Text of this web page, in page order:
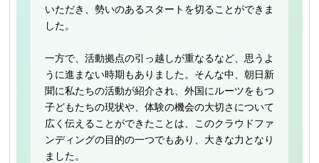
いただき、勢いのあるスタートを切ることができま
した。
一方で、活動拠点の引っ越しが重なるなど、思うよ
うに進まない時期もありました。そんな中、朝日新
聞に私たちの活動が紹介され、外国にルーツをもつ
子どもたちの現状や、体験の機会の大切さについて
広く伝えることができたことは、このクラウドファ
ンディングの目的の一つでもあり、大きな力となり
ました。